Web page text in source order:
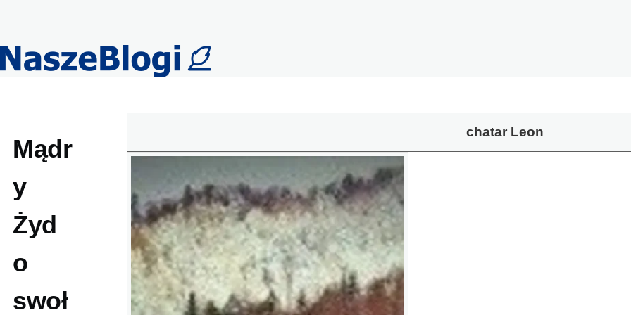
Mądr
y
Żyd
o
swoł
chatar Leon